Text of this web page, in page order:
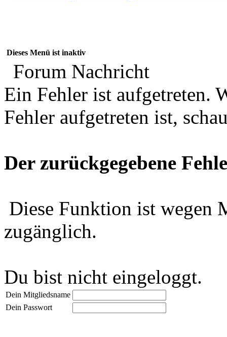
Dieses Menü ist inaktiv
Forum Nachricht
Ein Fehler ist aufgetreten.
Fehler aufgetreten ist,
Der zurückgegebene
Diese Funktion ist wegen
zugänglich.
Du bist nicht eingeloggt.
Dein Mitgliedsname
Dein Passwort